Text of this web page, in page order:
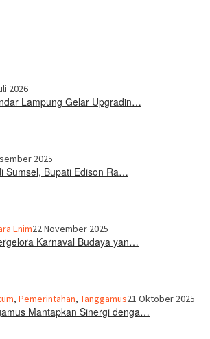
2026
Lampung Gelar Upgradin…
2025
Sumsel, Bupati Edison Ra…
Enim22 November 2025
Karnaval Budaya yan…
, Pemerintahan, Tanggamus21 Oktober 2025
Mantapkan Sinergi denga…